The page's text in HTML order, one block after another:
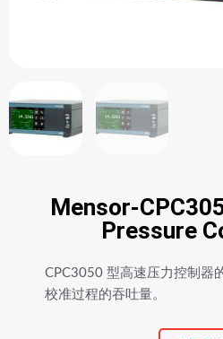
Mensor-
Pressure
CPC3050 型高速压力控制器
校准过程的吞吐量。